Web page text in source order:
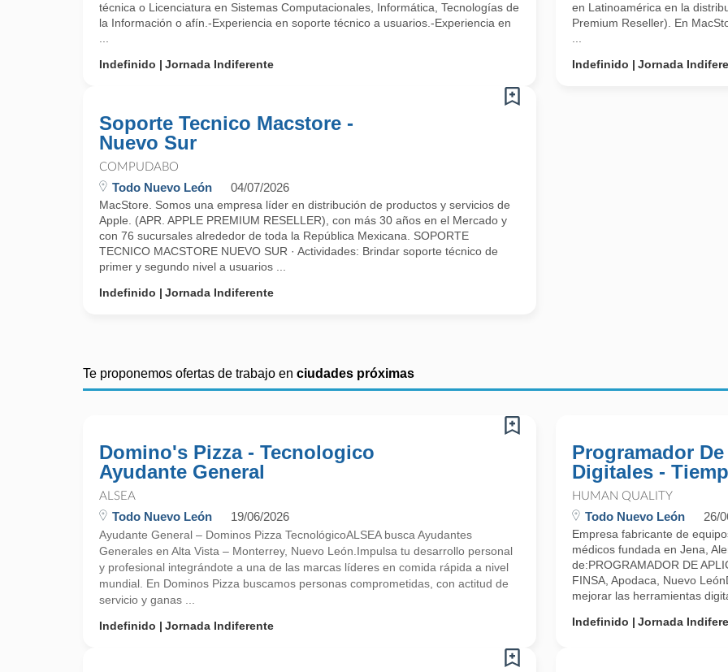
técnica o Licenciatura en Sistemas Computacionales, Informática, Tecnologías de
la Información o afín.-Experiencia en soporte técnico a usuarios.-Experiencia en
Indefinido
Jornada Indiferente
en Latinoamérica en la
Premium Reseller). En
Indefinido
Jornada
Soporte Tecnico Macstore -
Nuevo Sur
COMPUDABO
Todo Nuevo León 04/07/2026
MacStore. Somos una empresa líder en distribución de productos y servicios de
Apple. (APR. APPLE PREMIUM RESELLER), con más 30 años en el Mercado y
con 76 sucursales alrededor de toda la República Mexicana. SOPORTE
TECNICO MACSTORE NUEVO SUR · Actividades: Brindar soporte técnico de
primer y segundo nivel a usuarios ...
Indefinido
Jornada Indiferente
Te proponemos ofertas de trabajo en ciudades próximas
Domino's Pizza - Tecnologico
Ayudante General
ALSEA
Todo Nuevo León 19/06/2026
Ayudante General – Dominos Pizza TecnológicoALSEA busca Ayudantes
Generales en Alta Vista – Monterrey, Nuevo León.Impulsa tu desarrollo personal
y profesional integrándote a una de las marcas líderes en comida rápida a nivel
mundial. En Dominos Pizza buscamos personas comprometidas, con actitud de
servicio y ganas ...
Indefinido
Jornada Indiferente
Programador
Digitales -
HUMAN QUALITY
Todo Nuevo León 26/
Empresa fabricante de
médicos fundada en Jena,
de:PROGRAMADOR DE
FINSA, Apodaca, Nuevo
mejorar las herramientas
Indefinido
Jornada